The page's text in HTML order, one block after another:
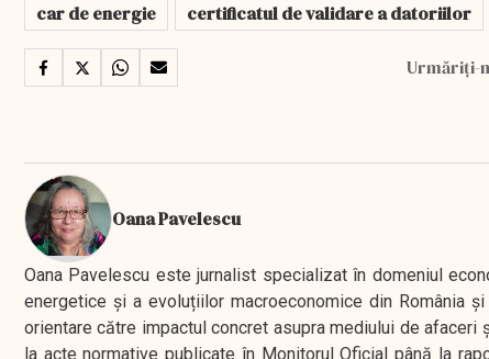
car de energie certificatul de validare a datoriilor
Urmăriți-
Oana Pavelescu
Oana Pavelescu este jurnalist specializat în domeniul
energetice și a evoluțiilor macroeconomice din România
orientare către impactul concret asupra mediului de
la acte normative publicate în Monitorul Oficial până la